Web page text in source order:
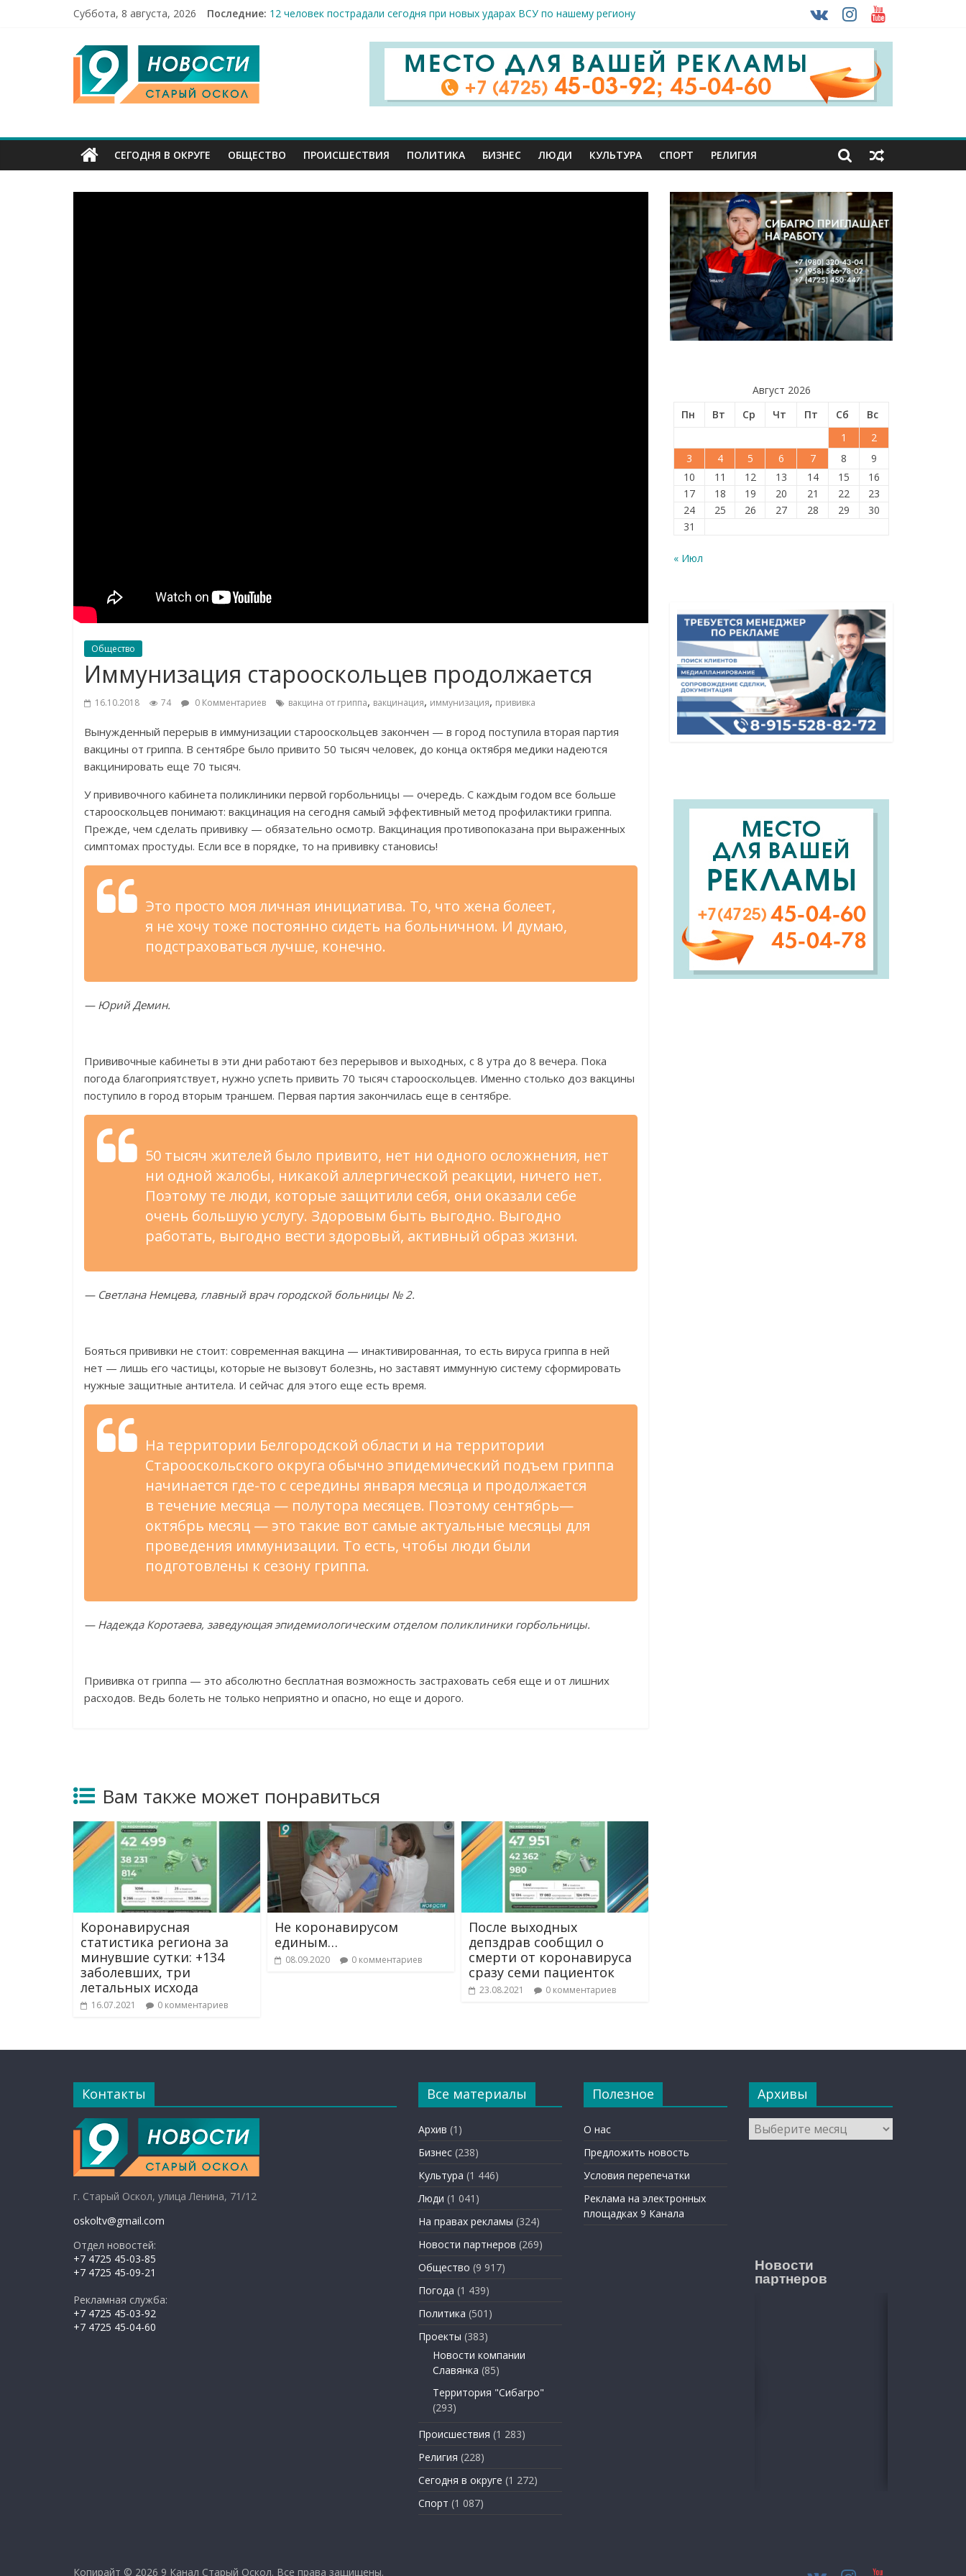
Суббота, 8 августа, 2026 Последние: 12 человек пострадали сегодня при новых ударах ВСУ по нашему региону
Строители принимают поздравления с профессиональным праздником
Праздник спорта и достижений: в Старом Осколе отметили День физкультурника
Бесплатная арт-мастерская открылась в Старом Осколе
9
Канал
Старый
Оскол
СЕГОДНЯ В ОКРУГЕ ОБЩЕСТВО ПРОИСШЕСТВИЯ ПОЛИТИКА БИЗНЕС ЛЮДИ КУЛЬТУРА СПОРТ РЕЛИГИЯ
Общество
Иммунизация старооскольцев продолжается
16.10.2018 74 0 Комментариев вакцина от гриппа, вакцинация, иммунизация, прививка
Вынужденный перерыв в иммунизации старооскольцев закончен — в город поступила вторая партия
вакцины от гриппа. В сентябре было привито 50 тысяч человек, до конца октября медики надеются
вакцинировать еще 70 тысяч.
У прививочного кабинета поликлиники первой горбольницы — очередь. С каждым годом все больше
старооскольцев понимают: вакцинация на сегодня самый эффективный метод профилактики гриппа.
Прежде, чем сделать прививку — обязательно осмотр. Вакцинация противопоказана при выраженных
симптомах простуды. Если все в порядке, то на прививку становись!
Это просто моя личная инициатива. То, что жена болеет,
я не хочу тоже постоянно сидеть на больничном. И думаю,
подстраховаться лучше, конечно.
— Юрий Демин.
Прививочные кабинеты в эти дни работают без перерывов и выходных, с 8 утра до 8 вечера. Пока
погода благоприятствует, нужно успеть привить 70 тысяч старооскольцев. Именно столько доз вакцины
поступило в город вторым траншем. Первая партия закончилась еще в сентябре.
50 тысяч жителей было привито, нет ни одного осложнения, нет
ни одной жалобы, никакой аллергической реакции, ничего нет.
Поэтому те люди, которые защитили себя, они оказали себе
очень большую услугу. Здоровым быть выгодно. Выгодно
работать, выгодно вести здоровый, активный образ жизни.
— Светлана Немцева, главный врач городской больницы № 2.
Бояться прививки не стоит: современная вакцина — инактивированная, то есть вируса гриппа в ней
нет — лишь его частицы, которые не вызовут болезнь, но заставят иммунную систему сформировать
нужные защитные антитела. И сейчас для этого еще есть время.
На территории Белгородской области и на территории
Старооскольского округа обычно эпидемический подъем гриппа
начинается где-то с середины января месяца и продолжается
в течение месяца — полутора месяцев. Поэтому сентябрь—
октябрь месяц —это такие вот самые актуальные месяцы для
проведения иммунизации. То есть, чтобы люди были
подготовлены к сезону гриппа.
— Надежда Коротаева, заведующая эпидемиологическим отделом поликлиники горбольницы.
Прививка от гриппа — это абсолютно бесплатная возможность застраховать себя еще и от лишних
расходов. Ведь болеть не только неприятно и опасно, но еще и дорого.
Вам также может понравиться
Коронавирусная
статистика региона за
минувшие сутки: +134
заболевших, три
летальных исхода
16.07.2021 0 комментариев
Не коронавирусом
единым…
08.09.2020 0 комментариев
После выходных
депздрав сообщил о
смерти от коронавируса
сразу семи пациенток
23.08.2021 0 комментариев
Август 2026
Пн
Вт Ср Чт Пт Сб
Вс
1
2
3
4 5 6 7 8
9
10
11 12 13 14 15
16
17
18 19 20 21 22
23
24
25 26 27 28 29
30
31
« Июл
Контакты
г. Старый Оскол, улица Ленина, 71/12
oskoltv@gmail.com
Отдел новостей:
+7 4725 45-03-85
+7 4725 45-09-21
Рекламная служба:
+7 4725 45-03-92
+7 4725 45-04-60
Все материалы
Архив (1)
Бизнес (238)
Культура (1 446)
Люди (1 041)
На правах рекламы (324)
Новости партнеров (269)
Общество (9 917)
Погода (1 439)
Политика (501)
Проекты (383)
Новости компании
Славянка (85)
Территория "Сибагро"
(293)
Происшествия (1 283)
Религия (228)
Сегодня в округе (1 272)
Спорт (1 087)
Полезное
О нас
Предложить новость
Условия перепечатки
Реклама на электронных
площадках 9 Канала
Архивы
Архивы
Новости
партнеров
Копирайт © 2026 9 Канал Старый Оскол. Все права защищены.